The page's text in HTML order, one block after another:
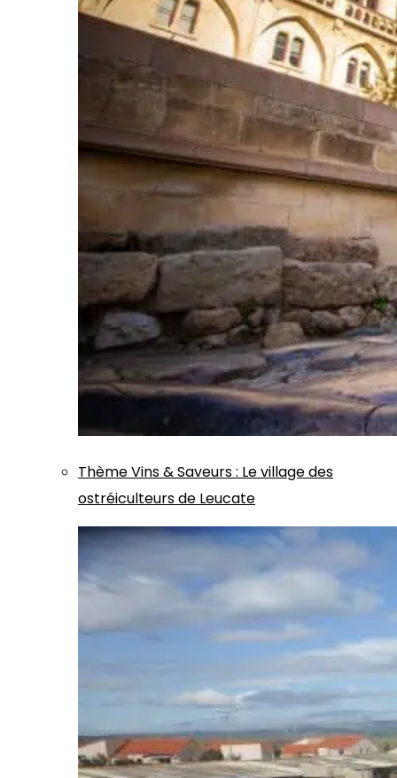
ThèmeVins & Saveurs: Le village des
ostréiculteurs de Leucate